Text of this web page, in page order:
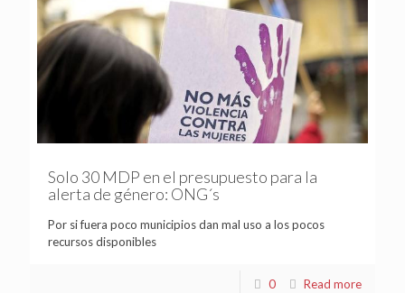
Solo 30 MDP en el presupuesto para la
alerta de género: ONG´s
Por si fuera poco municipios dan mal uso a los pocos
recursos disponibles
0 Read more